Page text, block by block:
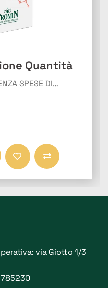
Quantità
SPESE DI…
Questo
prodotto
essere
nella
via Giotto 1/3